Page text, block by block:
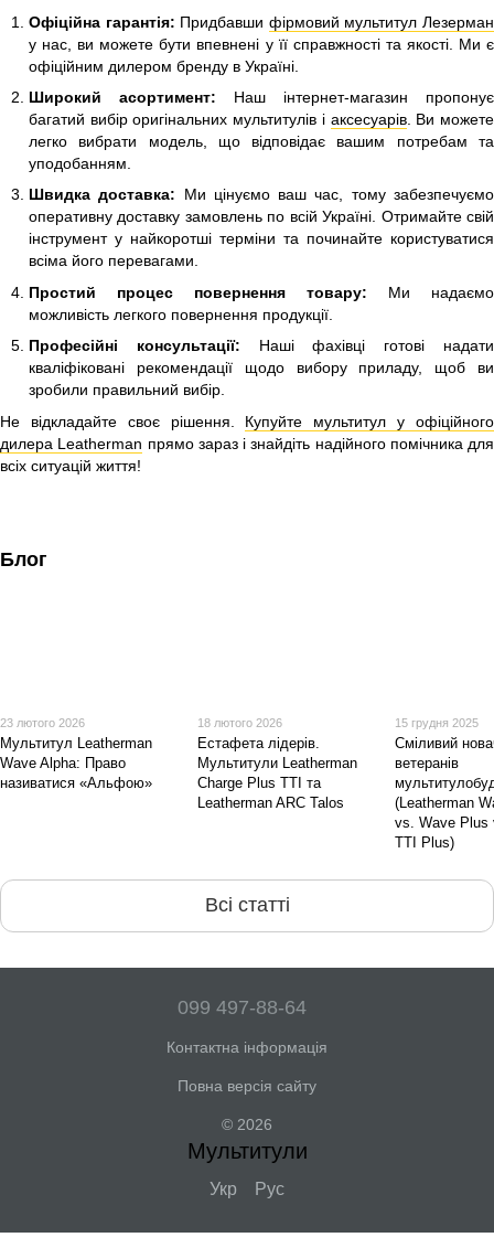
Офіційна гарантія: Придбавши фірмовий мультитул Лезерман
у нас, ви можете бути впевнені у її справжності та якості. Ми є
офіційним дилером бренду в Україні.
Широкий асортимент: Наш інтернет-магазин пропонує
багатий вибір оригінальних мультитулів і аксесуарів. Ви можете
легко вибрати модель, що відповідає вашим потребам та
уподобанням.
Швидка доставка: Ми цінуємо ваш час, тому забезпечуємо
оперативну доставку замовлень по всій Україні. Отримайте свій
інструмент у найкоротші терміни та починайте користуватися
всіма його перевагами.
Простий процес повернення товару: Ми надаємо
можливість легкого повернення продукції.
Професійні консультації: Наші фахівці готові надати
кваліфіковані рекомендації щодо вибору приладу, щоб ви
зробили правильний вибір.
Не відкладайте своє рішення. Купуйте мультитул у офіційного
дилера Leatherman прямо зараз і знайдіть надійного помічника для
всіх ситуацій життя!
Блог
23 лютого 2026
Мультитул Leatherman
Wave Alpha: Право
називатися «Альфою»
18 лютого 2026
Естафета лідерів.
Мультитули Leatherman
Charge Plus TTI та
Leatherman ARC Talos
15 грудня 2025
Сміливий
ветеранів
(Leatherman
vs. Wave Plus
TTI Plus)
Всі статті
099 497-88-64
Контактна інформація
Повна версія сайту
© 2026
Мультитули
Укр Рус